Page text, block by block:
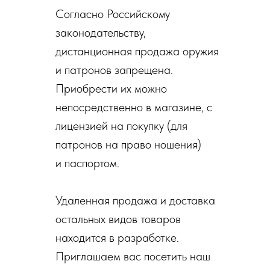
Согласно Российскому
законодательству,
дистанционная продажа оружия
и патронов запрещена.
Приобрести их можно
непосредственно в магазине, с
лицензией на покупку (для
патронов на право ношения)
и паспортом.
Удаленная продажа и доставка
остальных видов товаров
находится в разработке.
Приглашаем вас посетить наш